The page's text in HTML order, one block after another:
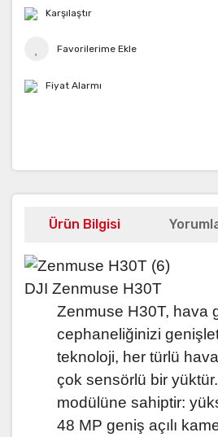
Karşılaştır
Fiyat Alarmı
Ürün Bilgisi
DJI Zenmuse H30T
Zenmuse H30T, hava
cephaneliğinizi
teknoloji, her türlü
çok sensörlü bir yüktür.
modülüne sahiptir:
48 MP geniş açılı